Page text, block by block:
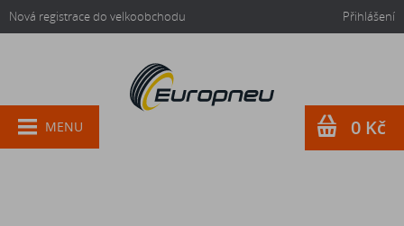
Nová registrace do velkoobchodu Přihlášení
MENU 0 Kč